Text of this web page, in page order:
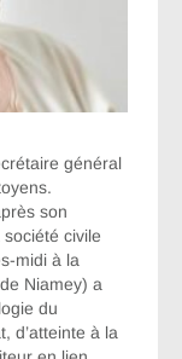
général
son
civile
midi à la
Niamey) a
du
d’atteinte à la